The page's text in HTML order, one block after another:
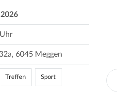
6045 Meggen
Treffen Sport